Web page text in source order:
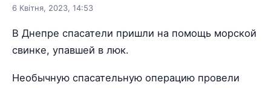
6 Квітня, 2023, 14:53
В Днепре спасатели пришли на помощь морской
свинке, упавшей в люк.
Необычную спасательную операцию провели